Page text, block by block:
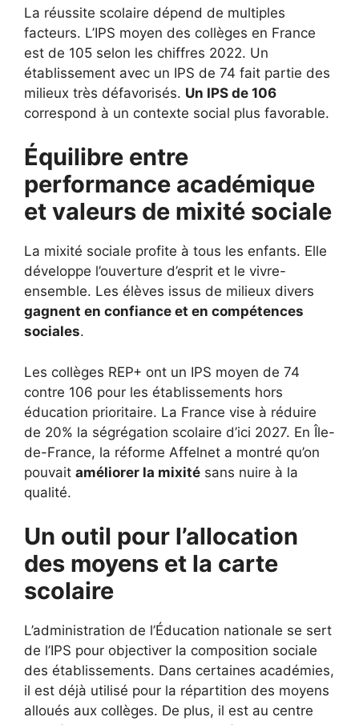
La réussite scolaire dépend de multiples
facteurs. L’IPS moyen des collèges en France
est de 105 selon les chiffres 2022. Un
établissement avec un IPS de 74 fait partie des
milieux très défavorisés. Un IPS de 106
correspond à un contexte social plus favorable.
Équilibre entre
performance académique
et valeurs de mixité sociale
La mixité sociale profite à tous les enfants. Elle
développe l’ouverture d’esprit et le vivre-
ensemble. Les élèves issus de milieux divers
gagnent en confiance et en compétences
sociales.
Les collèges REP+ ont un IPS moyen de 74
contre 106 pour les établissements hors
éducation prioritaire. La France vise à réduire
de 20% la ségrégation scolaire d’ici 2027. En Île-
de-France, la réforme Affelnet a montré qu’on
pouvait améliorer la mixité sans nuire à la
qualité.
Un outil pour l’allocation
des moyens et la carte
scolaire
L’administration de l’Éducation nationale se sert
de l’IPS pour objectiver la composition sociale
des établissements. Dans certaines académies,
il est déjà utilisé pour la répartition des moyens
alloués aux collèges. De plus, il est au centre